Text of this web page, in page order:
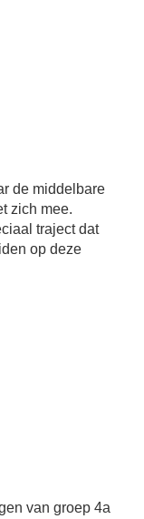
de middelbare
zich mee.
traject dat
op deze
van groep 4a